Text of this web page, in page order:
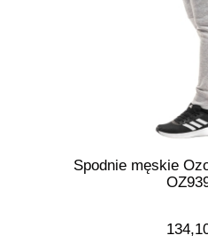
Spodnie męskie